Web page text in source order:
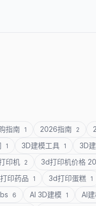
指南 1 2026指南 2
1 3D建模工具 1 3D
印机 2 3d打印机价格
印药品 1 3d打印蛋糕 1
6 AI 3D建模 1 AI